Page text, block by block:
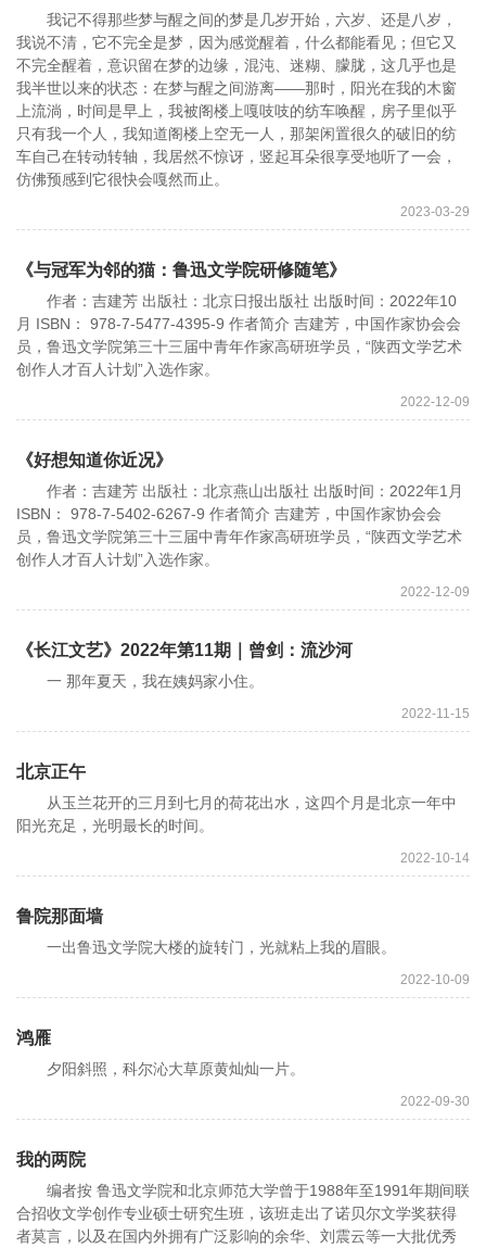
我记不得那些梦与醒之间的梦是几岁开始，六岁、还是八岁，
我说不清，它不完全是梦，因为感觉醒着，什么都能看见；但它又
不完全醒着，意识留在梦的边缘，混沌、迷糊、朦胧，这几乎也是
我半世以来的状态：在梦与醒之间游离——那时，阳光在我的木窗
上流淌，时间是早上，我被阁楼上嘎吱吱的纺车唤醒，房子里似乎
只有我一个人，我知道阁楼上空无一人，那架闲置很久的破旧的纺
车自己在转动转轴，我居然不惊讶，竖起耳朵很享受地听了一会，
仿佛预感到它很快会嘎然而止。
2023-03-29
《与冠军为邻的猫：鲁迅文学院研修随笔》
作者：吉建芳 出版社：北京日报出版社 出版时间：2022年10
月 ISBN： 978-7-5477-4395-9 作者简介 吉建芳，中国作家协会会
员，鲁迅文学院第三十三届中青年作家高研班学员，“陕西文学艺术
创作人才百人计划”入选作家。
2022-12-09
《好想知道你近况》
作者：吉建芳 出版社：北京燕山出版社 出版时间：2022年1月
ISBN： 978-7-5402-6267-9 作者简介 吉建芳，中国作家协会会
员，鲁迅文学院第三十三届中青年作家高研班学员，“陕西文学艺术
创作人才百人计划”入选作家。
2022-12-09
《长江文艺》2022年第11期｜曾剑：流沙河
一 那年夏天，我在姨妈家小住。
2022-11-15
北京正午
从玉兰花开的三月到七月的荷花出水，这四个月是北京一年中
阳光充足，光明最长的时间。
2022-10-14
鲁院那面墙
一出鲁迅文学院大楼的旋转门，光就粘上我的眉眼。
2022-10-09
鸿雁
夕阳斜照，科尔沁大草原黄灿灿一片。
2022-09-30
我的两院
编者按 鲁迅文学院和北京师范大学曾于1988年至1991年期间联
合招收文学创作专业硕士研究生班，该班走出了诺贝尔文学奖获得
者莫言，以及在国内外拥有广泛影响的余华、刘震云等一大批优秀